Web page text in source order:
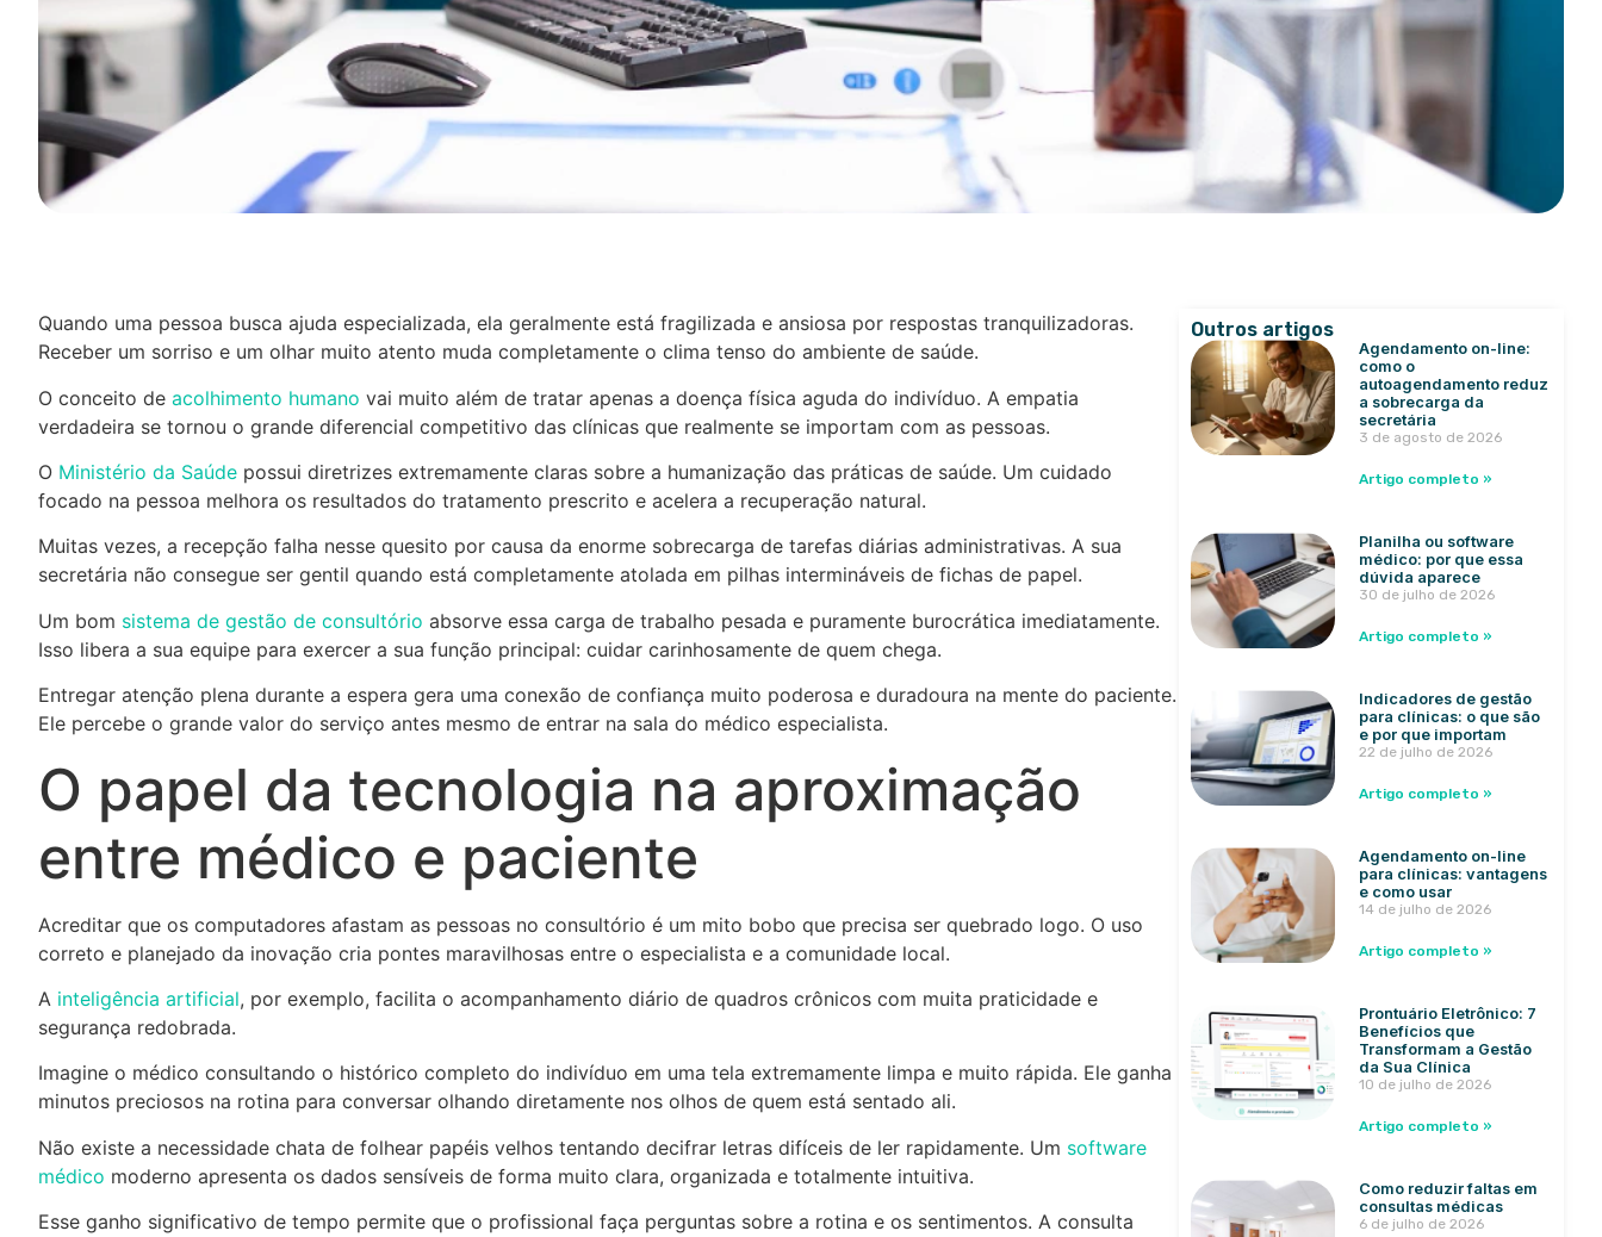
Quando uma pessoa busca ajuda especializada, ela geralmente está fragilizada e ansiosa por respostas tranquilizadoras.
Receber um sorriso e um olhar muito atento muda completamente o clima tenso do ambiente de saúde.
O conceito de acolhimento humano vai muito além de tratar apenas a doença física aguda do indivíduo. A empatia
verdadeira se tornou o grande diferencial competitivo das clínicas que realmente se importam com as pessoas.
O Ministério da Saúde possui diretrizes extremamente claras sobre a humanização das práticas de saúde. Um cuidado
focado na pessoa melhora os resultados do tratamento prescrito e acelera a recuperação natural.
Muitas vezes, a recepção falha nesse quesito por causa da enorme sobrecarga de tarefas diárias administrativas. A sua
secretária não consegue ser gentil quando está completamente atolada em pilhas intermináveis de fichas de papel.
Um bom sistema de gestão de consultório absorve essa carga de trabalho pesada e puramente burocrática imediatamente.
Isso libera a sua equipe para exercer a sua função principal: cuidar carinhosamente de quem chega.
Entregar atenção plena durante a espera gera uma conexão de confiança muito poderosa e duradoura na mente do paciente.
Ele percebe o grande valor do serviço antes mesmo de entrar na sala do médico especialista.
O papel da tecnologia na aproximação
entre médico e paciente
Acreditar que os computadores afastam as pessoas no consultório é um mito bobo que precisa ser quebrado logo. O uso
correto e planejado da inovação cria pontes maravilhosas entre o especialista e a comunidade local.
A inteligência artificial, por exemplo, facilita o acompanhamento diário de quadros crônicos com muita praticidade e
segurança redobrada.
Imagine o médico consultando o histórico completo do indivíduo em uma tela extremamente limpa e muito rápida. Ele ganha
minutos preciosos na rotina para conversar olhando diretamente nos olhos de quem está sentado ali.
Não existe a necessidade chata de folhear papéis velhos tentando decifrar letras difíceis de ler rapidamente. Um software
médico moderno apresenta os dados sensíveis de forma muito clara, organizada e totalmente intuitiva.
Esse ganho significativo de tempo permite que o profissional faça perguntas sobre a rotina e os sentimentos. A consulta
Outros artigos
Agendamento on-line:
como o
autoagendamento reduz
a sobrecarga da
secretária
3 de agosto de 2026
Artigo completo »
Planilha ou software
médico: por que essa
dúvida aparece
30 de julho de 2026
Artigo completo »
Indicadores de gestão
para clínicas: o que são
e por que importam
22 de julho de 2026
Artigo completo »
Agendamento on-line
para clínicas: vantagens
e como usar
14 de julho de 2026
Artigo completo »
Prontuário Eletrônico: 7
Benefícios que
Transformam a Gestão
da Sua Clínica
10 de julho de 2026
Artigo completo »
Como reduzir faltas em
consultas médicas
6 de julho de 2026